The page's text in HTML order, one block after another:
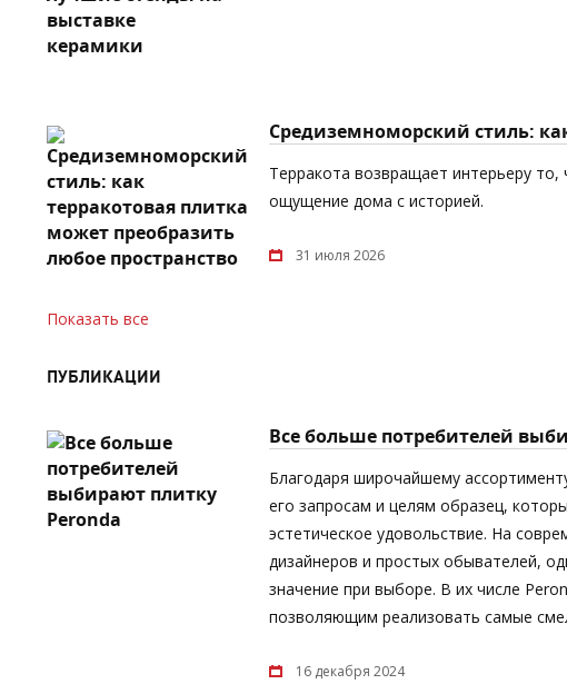
Средиземноморский стиль:
Терракота возвращает интерьеру
ощущение дома с историей.
31 июля 2026
Показать все
ПУБЛИКАЦИИ
Все больше потребителей
Благодаря широчайшему
его запросам и целям образец,
эстетическое удовольствие. На
дизайнеров и простых обывателей,
значение при выборе. В их числе
позволяющим реализовать самые
16 декабря 2024